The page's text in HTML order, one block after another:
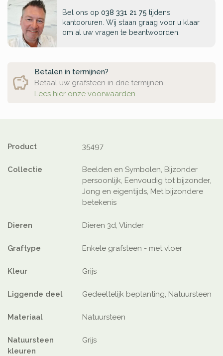
Bel ons op 038 331 21 75 tijdens
kantooruren. Wij staan graag voor u klaar
om al uw vragen te beantwoorden.
Betalen in termijnen?
Betaal uw grafsteen in drie termijnen.
Lees hier onze voorwaarden.
Product 35497
Collectie
Beelden en Symbolen, Bijzonder
persoonlijk, Eenvoudig tot bijzonder,
Jong en eigentijds, Met bijzondere
betekenis
Dieren Dieren 3d, Vlinder
Graftype Enkele grafsteen - met vloer
Kleur Grijs
Liggende deel Gedeeltelijk beplanting, Natuursteen
Materiaal Natuursteen
Natuursteen
kleuren
Grijs